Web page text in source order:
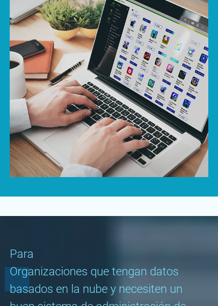
Para
Organizaciones que tengan datos
basados en la nube y necesiten un